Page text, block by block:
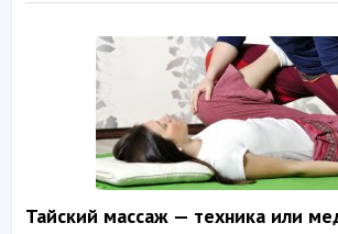
Тайский массаж — техника или